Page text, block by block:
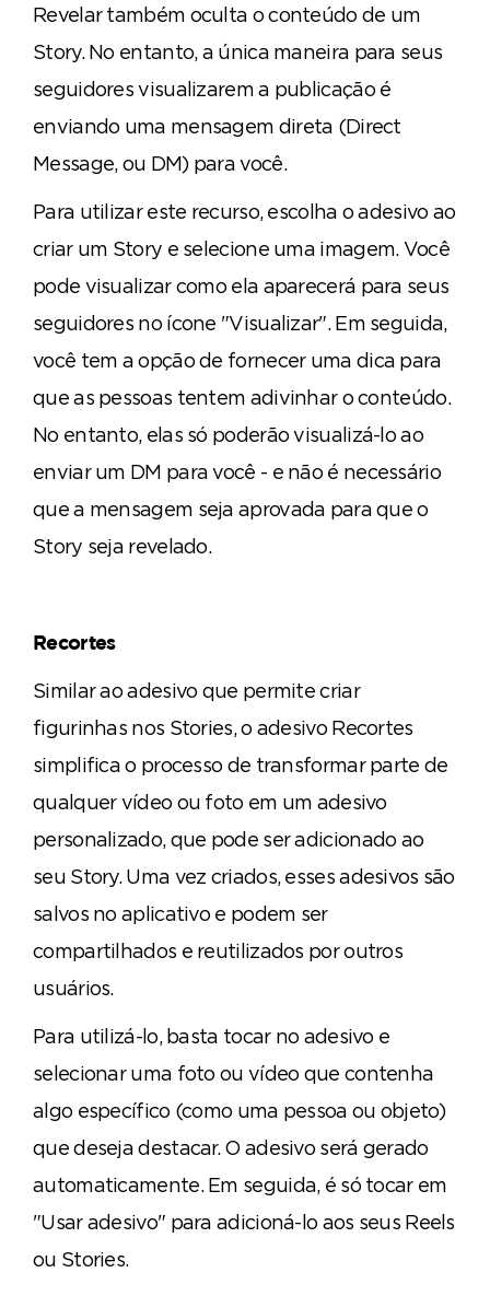
Revelar também oculta o conteúdo de um
Story. No entanto, a única maneira para seus
seguidores visualizarem a publicação é
enviando uma mensagem direta (Direct
Message, ou DM) para você.
Para utilizar este recurso, escolha o adesivo ao
criar um Story e selecione uma imagem. Você
pode visualizar como ela aparecerá para seus
seguidores no ícone "Visualizar". Em seguida,
você tem a opção de fornecer uma dica para
que as pessoas tentem adivinhar o conteúdo.
No entanto, elas só poderão visualizá-lo ao
enviar um DM para você - e não é necessário
que a mensagem seja aprovada para que o
Story seja revelado.
Recortes
Similar ao adesivo que permite criar
figurinhas nos Stories, o adesivo Recortes
simplifica o processo de transformar parte de
qualquer vídeo ou foto em um adesivo
personalizado, que pode ser adicionado ao
seu Story. Uma vez criados, esses adesivos são
salvos no aplicativo e podem ser
compartilhados e reutilizados por outros
usuários.
Para utilizá-lo, basta tocar no adesivo e
selecionar uma foto ou vídeo que contenha
algo específico (como uma pessoa ou objeto)
que deseja destacar. O adesivo será gerado
automaticamente. Em seguida, é só tocar em
"Usar adesivo" para adicioná-lo aos seus Reels
ou Stories.